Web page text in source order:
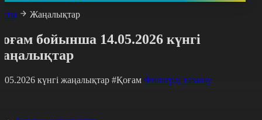
Жаңалықтар
бойынша 14.05.2026 күнгі
күнгі жаңалықтар #Қоғам Фильтрді тазалау